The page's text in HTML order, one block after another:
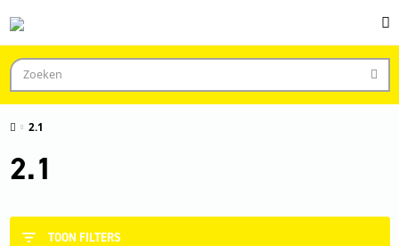
2.1
2.1
TOON FILTERS